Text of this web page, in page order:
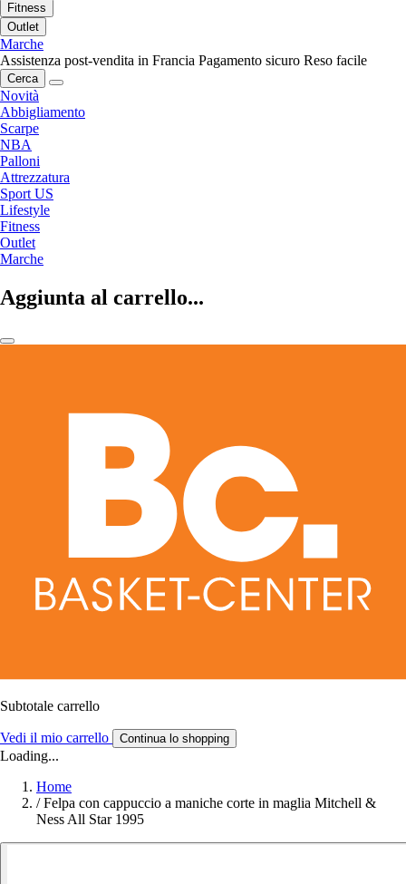
Fitness
Outlet
Marche
Assistenza post-vendita in Francia Pagamento sicuro Reso facile
Cerca
Novità
Abbigliamento
Scarpe
NBA
Palloni
Attrezzatura
Sport US
Lifestyle
Fitness
Outlet
Marche
Aggiunta al carrello...
Subtotale carrello
Vedi il mio carrello Continua lo shopping
Loading...
Home
/ Felpa con cappuccio a maniche corte in maglia Mitchell &
Ness All Star 1995